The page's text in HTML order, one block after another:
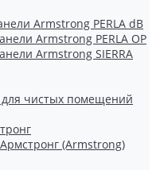
Armstrong PERLA dB
Armstrong PERLA OP
Armstrong SIERRA
для чистых помещений
(Armstrong)